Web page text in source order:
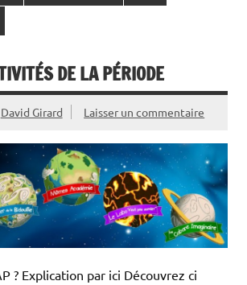
DE LA PÉRIODE
David Girard Laisser un commentaire
? Explication par ici Découvrez ci